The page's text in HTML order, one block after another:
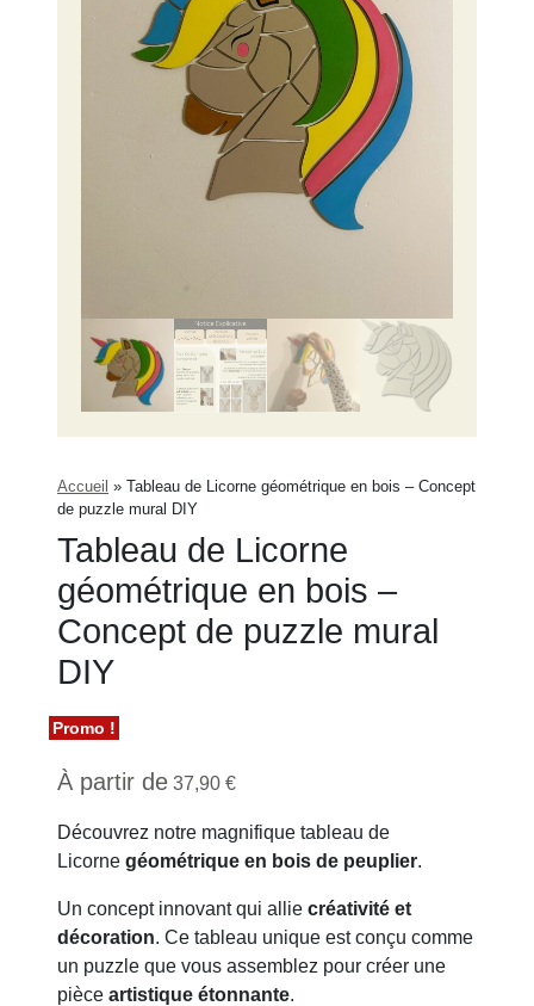
Accueil » Tableau de Licorne géométrique en bois – Concept
de puzzle mural DIY
Tableau de Licorne
géométrique en bois –
Concept de puzzle mural
DIY
Promo !
À partir de 37,90 €
Découvrez notre magnifique tableau de
Licorne géométrique en bois de peuplier.
Un concept innovant qui allie créativité et
décoration. Ce tableau unique est conçu comme
un puzzle que vous assemblez pour créer une
pièce artistique étonnante.